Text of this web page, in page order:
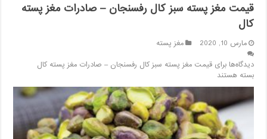
قیمت مغز پسته سبز کال رفسنجان – صادرات مغز پسته
کال
مارس 10, 2020
مغز پسته
دیدگاه‌هابرای قیمت مغز پسته سبز کال رفسنجان – صادرات مغز پسته کال
بسته هستند